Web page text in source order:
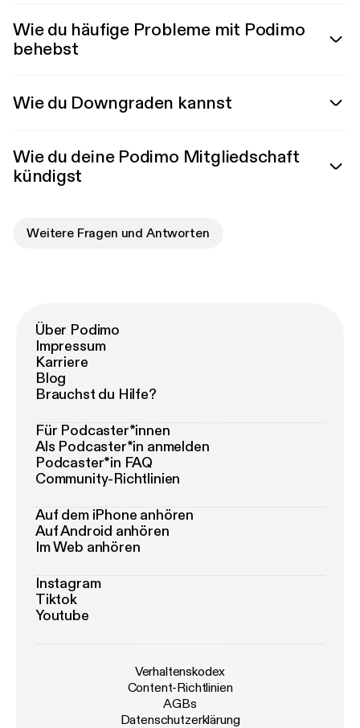
Wie du häufige Probleme mit Podimo
behebst
Wie du Downgraden kannst
Wie du deine Podimo Mitgliedschaft
kündigst
Weitere Fragen und Antworten
Über Podimo
Impressum
Karriere
Blog
Brauchst du Hilfe?
Für Podcaster*innen
Als Podcaster*in anmelden
Podcaster*in FAQ
Community-Richtlinien
Auf dem iPhone anhören
Auf Android anhören
Im Web anhören
Instagram
Tiktok
Youtube
Verhaltenskodex
Content-Richtlinien
AGBs
Datenschutzerklärung